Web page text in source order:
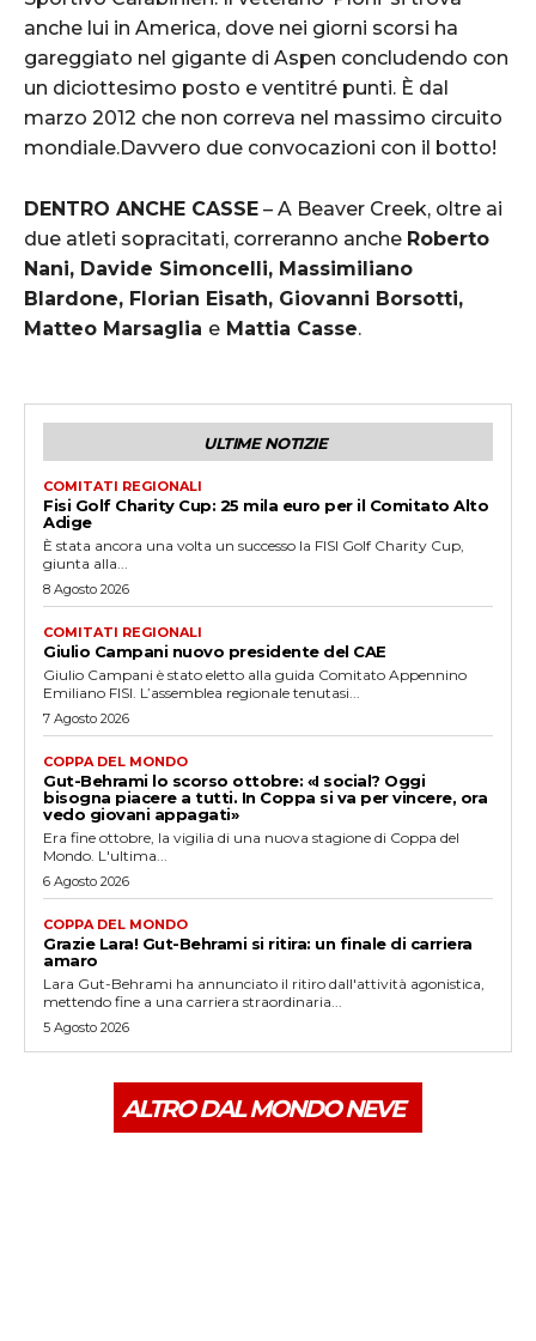
anche lui in America, dove nei giorni scorsi ha
gareggiato nel gigante di Aspen concludendo con
un diciottesimo posto e ventitré punti. È dal
marzo 2012 che non correva nel massimo circuito
mondiale.Davvero due convocazioni con il botto!
DENTRO ANCHE CASSE – A Beaver Creek, oltre ai
due atleti sopracitati, correranno anche Roberto
Nani, Davide Simoncelli, Massimiliano
Blardone, Florian Eisath, Giovanni Borsotti,
Matteo Marsaglia e Mattia Casse.
ULTIME NOTIZIE
COMITATI REGIONALI
Fisi Golf Charity Cup: 25 mila euro per il Comitato Alto
Adige
È stata ancora una volta un successo la FISI Golf Charity Cup,
giunta alla...
8 Agosto 2026
COMITATI REGIONALI
Giulio Campani nuovo presidente del CAE
Giulio Campani è stato eletto alla guida Comitato Appennino
Emiliano FISI. L’assemblea regionale tenutasi...
7 Agosto 2026
COPPA DEL MONDO
Gut-Behrami lo scorso ottobre: «I social? Oggi
bisogna piacere a tutti. In Coppa si va per vincere, ora
vedo giovani appagati»
Era fine ottobre, la vigilia di una nuova stagione di Coppa del
Mondo. L'ultima...
6 Agosto 2026
COPPA DEL MONDO
Grazie Lara! Gut-Behrami si ritira: un finale di carriera
amaro
Lara Gut-Behrami ha annunciato il ritiro dall'attività agonistica,
mettendo fine a una carriera straordinaria...
5 Agosto 2026
ALTRO DAL MONDO NEVE